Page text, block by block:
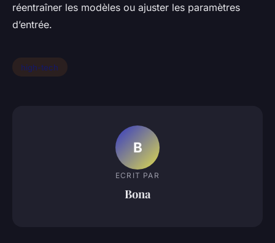
réentraîner les modèles ou ajuster les paramètres
d’entrée.
high-tech
B
ECRIT PAR
Bona